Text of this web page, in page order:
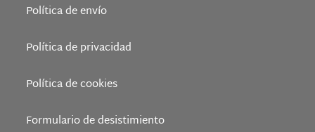
Política de envío
Política de privacidad
Política de cookies
Formulario de desistimiento